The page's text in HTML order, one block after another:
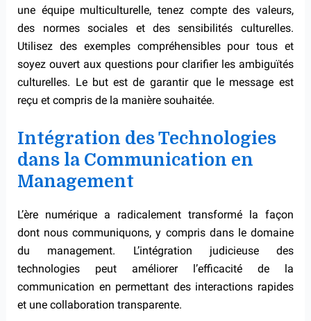
une équipe multiculturelle, tenez compte des valeurs,
des normes sociales et des sensibilités culturelles.
Utilisez des exemples compréhensibles pour tous et
soyez ouvert aux questions pour clarifier les ambiguïtés
culturelles. Le but est de garantir que le message est
reçu et compris de la manière souhaitée.
Intégration des Technologies
dans la Communication en
Management
L’ère numérique a radicalement transformé la façon
dont nous communiquons, y compris dans le domaine
du management. L’intégration judicieuse des
technologies peut améliorer l’efficacité de la
communication en permettant des interactions rapides
et une collaboration transparente.